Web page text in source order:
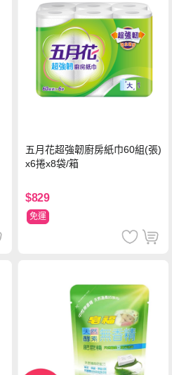
五月花超強韌廚房紙巾60組(張)
x6捲x8袋/箱
$829
免運